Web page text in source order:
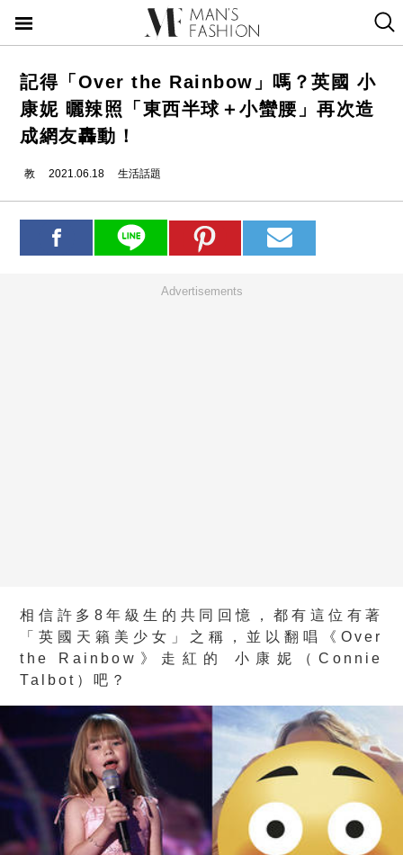
記得「Over the Rainbow」嗎？英國 小
康妮 曬辣照「東西半球＋小蠻腰」再次造
成網友轟動！
教 2021.06.18 生活話題
Advertisements
相信許多8年級生的共同回憶，都有這位有著
「英國天籟美少女」之稱，並以翻唱《Over
the Rainbow》走紅的 小康妮（Connie
Talbot）吧？